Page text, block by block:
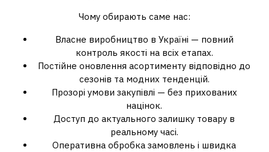
Чому обирають саме нас:
Власне виробництво в Україні — повний
контроль якості на всіх етапах.
Постійне оновлення асортименту відповідно до
сезонів та модних тенденцій.
Прозорі умови закупівлі — без прихованих
націнок.
Доступ до актуального залишку товару в
реальному часі.
Оперативна обробка замовлень і швидка